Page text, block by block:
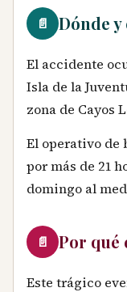
📄 Dónde
El accidente
Isla de la
zona de Cayos
El operativo de
por más de 21
domingo al
📄 Por qué
Este trágico